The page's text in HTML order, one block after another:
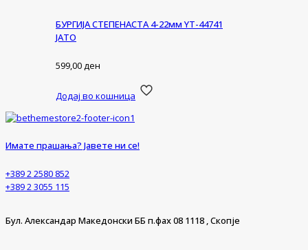
БУРГИЈА СТЕПЕНАСТА 4-22мм YT-44741
ЈАТО
599,00ден
Додај во кошница
Имате прашања? Јавете ни се!
+389 2 2580 852
+389 2 3055 115
Бул. Александар Македонски ББ п.фах 08 1118 , Скопје